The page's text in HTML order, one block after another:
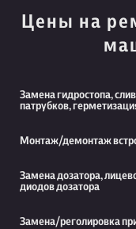
Цены на
Замена гидростопа,
патрубков,
Монтаж/демонтаж
Замена дозатора,
диодов дозатора
Замена/реголировка